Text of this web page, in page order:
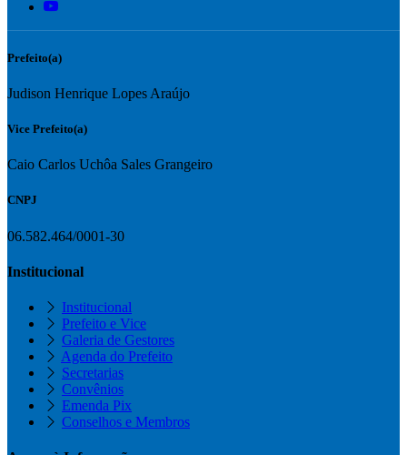
Prefeito(a)
Judison Henrique Lopes Araújo
Vice Prefeito(a)
Caio Carlos Uchôa Sales Grangeiro
CNPJ
06.582.464/0001-30
Institucional
Institucional
Prefeito e Vice
Galeria de Gestores
Agenda do Prefeito
Secretarias
Convênios
Emenda Pix
Conselhos e Membros